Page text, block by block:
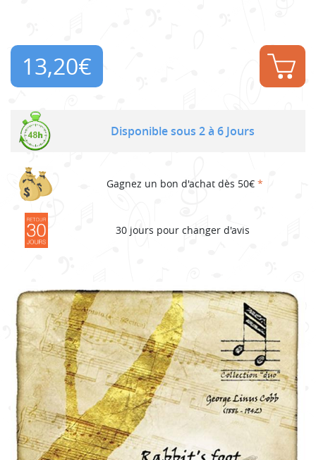
13,20€
Disponible sous 2 à 6 Jours
Gagnez un bon d'achat dès 50€ *
30 jours pour changer d'avis